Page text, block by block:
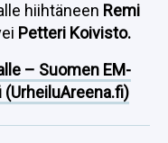
hiihtäneen Remi
Petteri Koivisto.
– Suomen EM-